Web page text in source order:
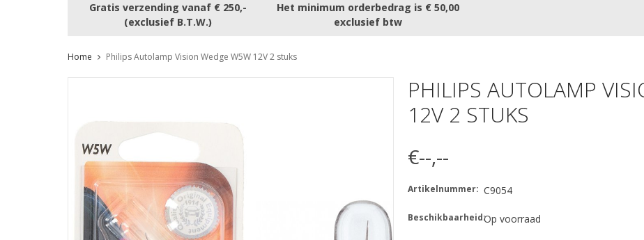
Gratis verzending vanaf € 250,-
(exclusief B.T.W.)
Het minimum orderbedrag is € 50,00
exclusief btw
Home Philips Autolamp Vision Wedge W5W 12V 2 stuks
PHILIPS AUTOLAMP
12V 2 STUKS
€--,--
Artikelnummer: C9054
Beschikbaarheid:Op voorraad